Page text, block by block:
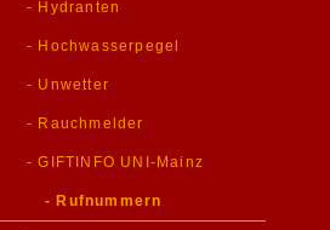
- Hydranten
- Hochwasserpegel
- Unwetter
- Rauchmelder
- GIFTINFO UNI-Mainz
- Rufnummern